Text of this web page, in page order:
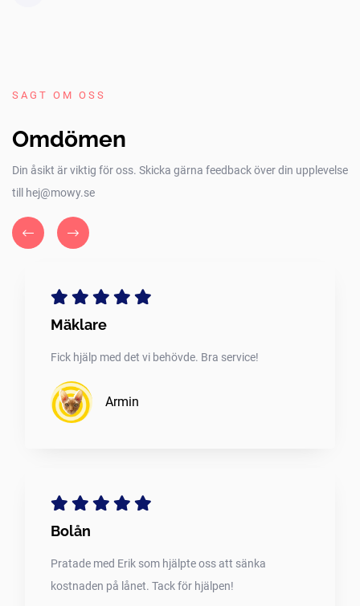
SAGT OM OSS
Omdömen
Din åsikt är viktig för oss. Skicka gärna feedback över din upplevelse
till hej@mowy.se
Mäklare
Fick hjälp med det vi behövde. Bra service!
Armin
Bolån
Pratade med Erik som hjälpte oss att sänka
kostnaden på lånet. Tack för hjälpen!